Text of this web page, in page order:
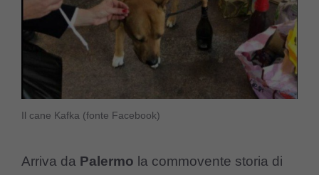
Il cane Kafka (fonte Facebook)
Arriva da Palermo la commovente storia di